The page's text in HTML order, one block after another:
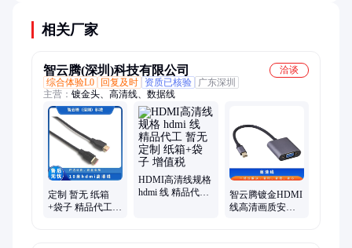
相关厂家
智云腾(深圳)科技有限公司
洽谈
综合体验L0
回复及时 资质已核验
广东深圳
主营： 镀金头、高清线、数据线
定制 暂无 纸箱
+袋子 精品代工
HDMI高清线规格
hdmi 线 精品代工
智云腾镀金HDMI
线高清画质安全